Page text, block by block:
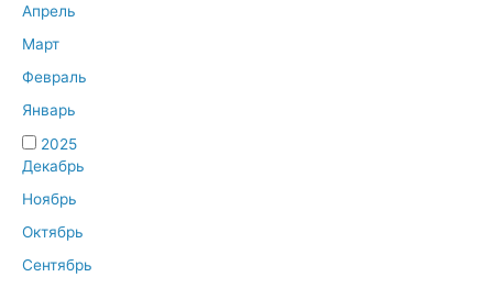
Апрель
Март
Февраль
Январь
2025
Декабрь
Ноябрь
Октябрь
Сентябрь